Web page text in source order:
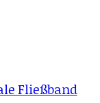
Fließband